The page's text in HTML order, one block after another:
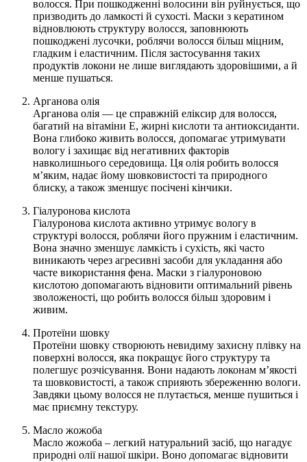
волосся. При пошкодженні волосини він руйнується, що
призводить до ламкості й сухості. Маски з кератином
відновлюють структуру волосся, заповнюють
пошкоджені лусочки, роблячи волосся більш міцним,
гладким і еластичним. Після застосування таких
продуктів локони не лише виглядають здоровішими, а й
менше пушаться.
Арганова олія
Арганова олія — це справжній еліксир для волосся,
багатий на вітаміни Е, жирні кислоти та антиоксиданти.
Вона глибоко живить волосся, допомагає утримувати
вологу і захищає від негативних факторів
навколишнього середовища. Ця олія робить волосся
м’яким, надає йому шовковистості та природного
блиску, а також зменшує посічені кінчики.
Гіалуронова кислота
Гіалуронова кислота активно утримує вологу в
структурі волосся, роблячи його пружним і еластичним.
Вона значно зменшує ламкість і сухість, які часто
виникають через агресивні засоби для укладання або
часте використання фена. Маски з гіалуроновою
кислотою допомагають відновити оптимальний рівень
зволоженості, що робить волосся більш здоровим і
живим.
Протеїни шовку
Протеїни шовку створюють невидиму захисну плівку на
поверхні волосся, яка покращує його структуру та
полегшує розчісування. Вони надають локонам м’якості
та шовковистості, а також сприяють збереженню вологи.
Завдяки цьому волосся не плутається, менше пушиться і
має приємну текстуру.
Масло жожоба
Масло жожоба – легкий натуральний засіб, що нагадує
природні олії нашої шкіри. Воно допомагає відновити